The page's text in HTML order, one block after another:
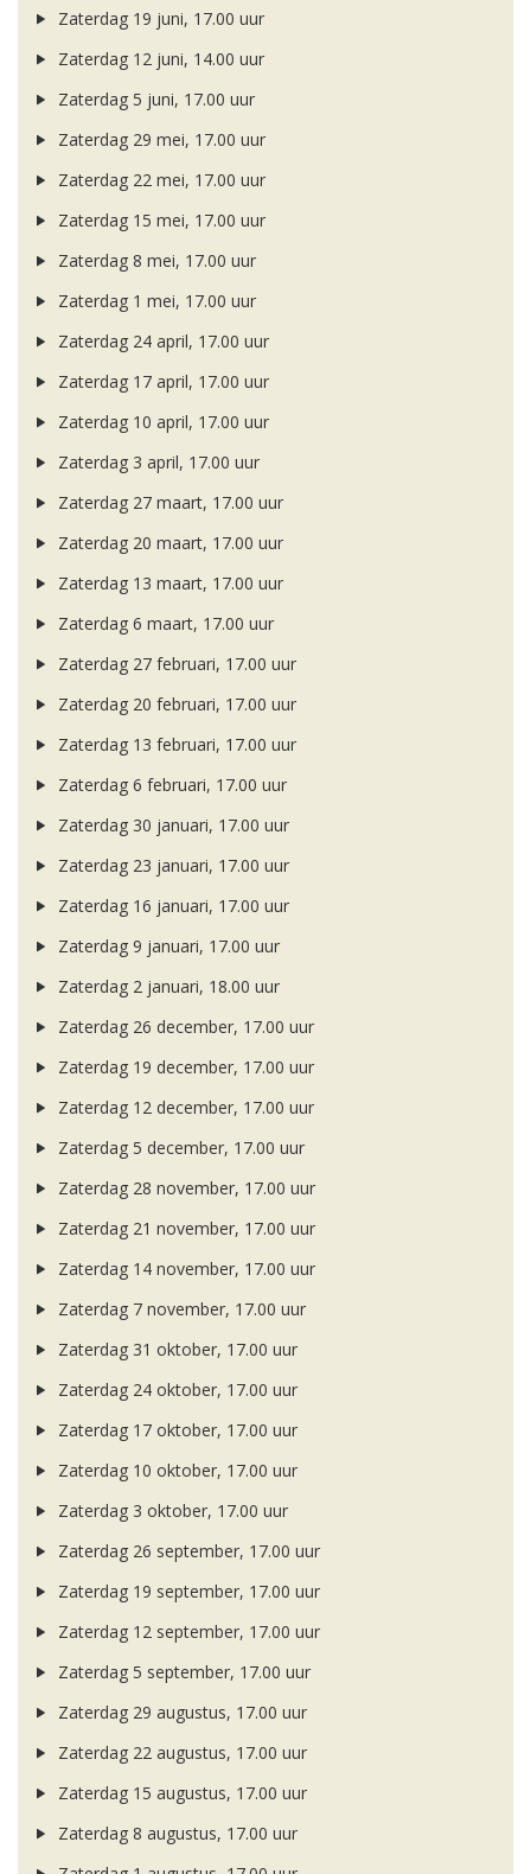
Zaterdag 19 juni, 17.00 uur
Zaterdag 12 juni, 14.00 uur
Zaterdag 5 juni, 17.00 uur
Zaterdag 29 mei, 17.00 uur
Zaterdag 22 mei, 17.00 uur
Zaterdag 15 mei, 17.00 uur
Zaterdag 8 mei, 17.00 uur
Zaterdag 1 mei, 17.00 uur
Zaterdag 24 april, 17.00 uur
Zaterdag 17 april, 17.00 uur
Zaterdag 10 april, 17.00 uur
Zaterdag 3 april, 17.00 uur
Zaterdag 27 maart, 17.00 uur
Zaterdag 20 maart, 17.00 uur
Zaterdag 13 maart, 17.00 uur
Zaterdag 6 maart, 17.00 uur
Zaterdag 27 februari, 17.00 uur
Zaterdag 20 februari, 17.00 uur
Zaterdag 13 februari, 17.00 uur
Zaterdag 6 februari, 17.00 uur
Zaterdag 30 januari, 17.00 uur
Zaterdag 23 januari, 17.00 uur
Zaterdag 16 januari, 17.00 uur
Zaterdag 9 januari, 17.00 uur
Zaterdag 2 januari, 18.00 uur
Zaterdag 26 december, 17.00 uur
Zaterdag 19 december, 17.00 uur
Zaterdag 12 december, 17.00 uur
Zaterdag 5 december, 17.00 uur
Zaterdag 28 november, 17.00 uur
Zaterdag 21 november, 17.00 uur
Zaterdag 14 november, 17.00 uur
Zaterdag 7 november, 17.00 uur
Zaterdag 31 oktober, 17.00 uur
Zaterdag 24 oktober, 17.00 uur
Zaterdag 17 oktober, 17.00 uur
Zaterdag 10 oktober, 17.00 uur
Zaterdag 3 oktober, 17.00 uur
Zaterdag 26 september, 17.00 uur
Zaterdag 19 september, 17.00 uur
Zaterdag 12 september, 17.00 uur
Zaterdag 5 september, 17.00 uur
Zaterdag 29 augustus, 17.00 uur
Zaterdag 22 augustus, 17.00 uur
Zaterdag 15 augustus, 17.00 uur
Zaterdag 8 augustus, 17.00 uur